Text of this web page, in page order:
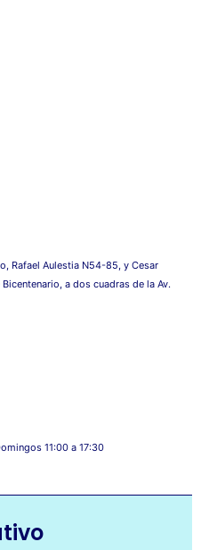
Rafael Aulestia N54-85, y Cesar
a dos cuadras de la Av.
11:00 a 17:30